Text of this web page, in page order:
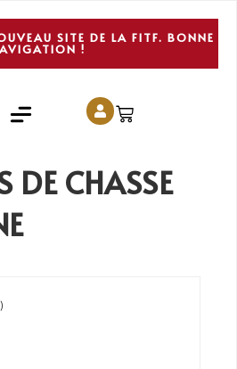
SITE DE LA FITF. BONNE
!
DE CHASSE